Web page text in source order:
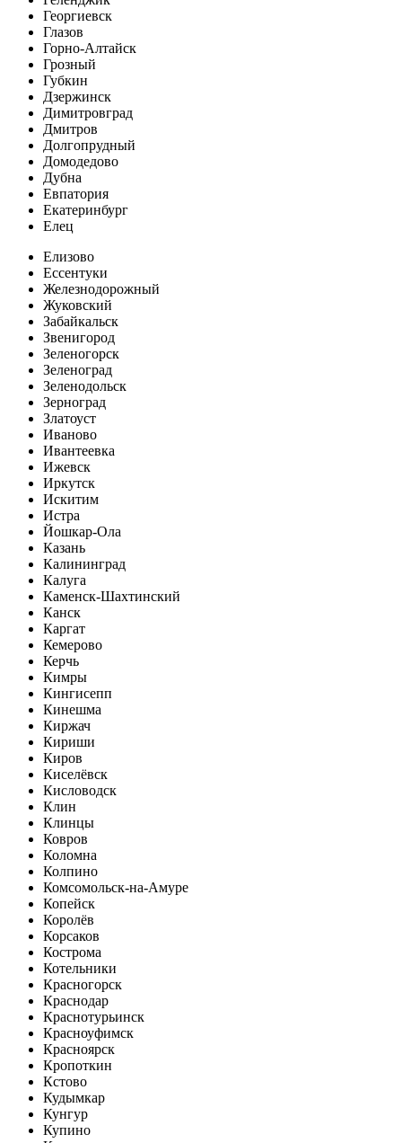
Георгиевск
Глазов
Горно-Алтайск
Грозный
Губкин
Дзержинск
Димитровград
Дмитров
Долгопрудный
Домодедово
Дубна
Евпатория
Екатеринбург
Елец
Елизово
Ессентуки
Железнодорожный
Жуковский
Забайкальск
Звенигород
Зеленогорск
Зеленоград
Зеленодольск
Зерноград
Златоуст
Иваново
Ивантеевка
Ижевск
Иркутск
Искитим
Истра
Йошкар-Ола
Казань
Калининград
Калуга
Каменск-Шахтинский
Канск
Каргат
Кемерово
Керчь
Кимры
Кингисепп
Кинешма
Киржач
Кириши
Киров
Киселёвск
Кисловодск
Клин
Клинцы
Ковров
Коломна
Колпино
Комсомольск-на-Амуре
Копейск
Королёв
Корсаков
Кострома
Котельники
Красногорск
Краснодар
Краснотурьинск
Красноуфимск
Красноярск
Кропоткин
Кстово
Кудымкар
Кунгур
Купино